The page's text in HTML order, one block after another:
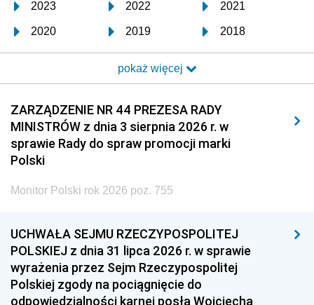
2023 2022 2021
2020 2019 2018
2017 2016 2015
2014 2013 2012
2011 2010 2009
2008 2007 2006
2005
1996 1995 1994
1993 1992 1991
1990 1989
pokaż więcej
ZARZĄDZENIE NR 44 PREZESA RADY
MINISTRÓW z dnia 3 sierpnia 2026 r. w
sprawie Rady do spraw promocji marki
Polski
Monitor Polski rok 2026 poz. 755
UCHWAŁA SEJMU RZECZYPOSPOLITEJ
POLSKIEJ z dnia 31 lipca 2026 r. w sprawie
wyrażenia przez Sejm Rzeczypospolitej
Polskiej zgody na pociągnięcie do
odpowiedzialności karnej posła Wojciecha